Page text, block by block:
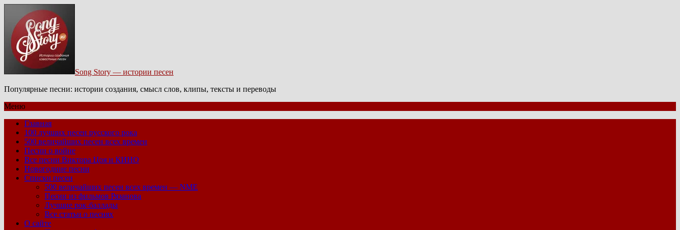
Song Story — истории песен
Популярные песни: истории создания, смысл слов, клипы, тексты и переводы
Меню
Главная
100 лучших песен русского рока
500 величайших песен всех времен
Песни о войне
Все песни Виктора Цоя и КИНО
Новогодние песни
Списки песен
500 величайших песен всех времен — NME
Песни из фильмов Рязанова
Лучшие рок-баллады
Все статьи о песнях
О сайте